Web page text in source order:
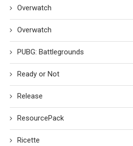
Overwatch
Overwatch
PUBG: Battlegrounds
Ready or Not
Release
ResourcePack
Ricette